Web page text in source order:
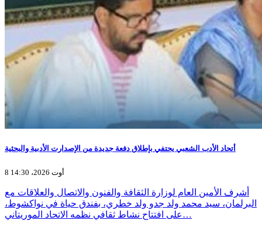
أتحاد الأدب الشعبي يحتفي بإطلاق دفعة جديدة من الإصدارت الأدبية والبحثية
8 أوت 2026، 14:30
أشرف الأمين العام لوزارة الثقافة والفنون والاتصال والعلاقات مع
البرلمان، سيد محمد ولد جدو ولد خطري، بفندق حياة في نواكشوط،
على افتتاح نشاط ثقافي نظمه الاتحاد الموريتاني…